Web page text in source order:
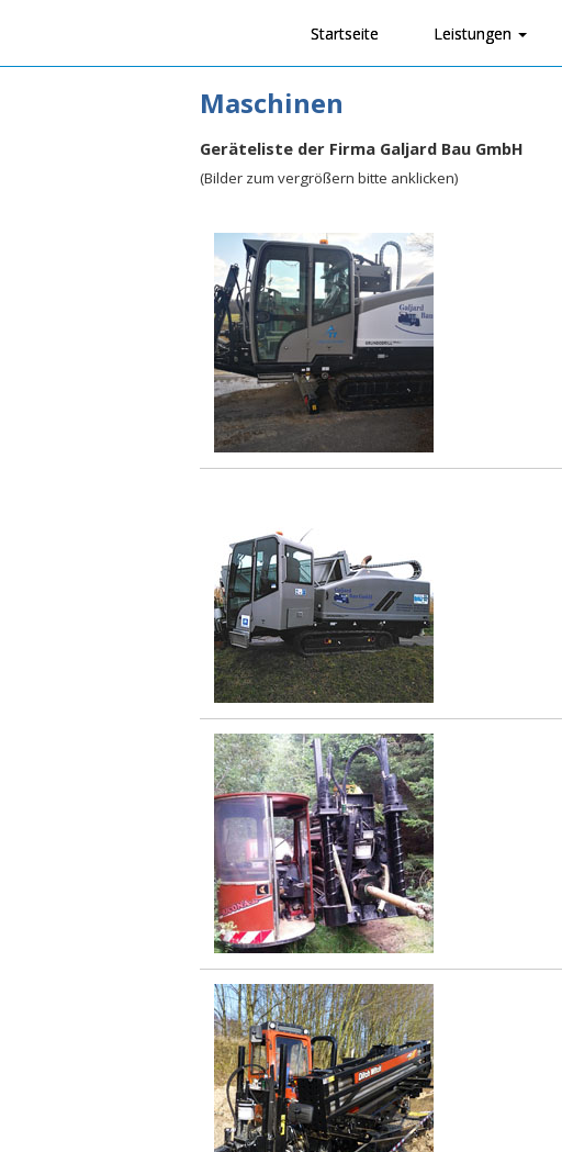
Startseite Leistungen
Maschinen
Geräteliste der Firma Galjard Bau GmbH
(Bilder zum vergrößern bitte anklicken)